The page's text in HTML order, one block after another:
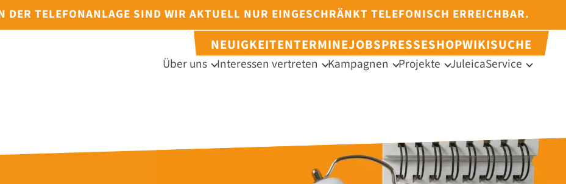
DER TELEFONANLAGE SIND WIR AKTUELL NUR EINGESCHRÄNKT TELEFONISCH ERREICHBAR.
NEUIGKEITENTERMINEJOBSPRESSESHOPWIKISUCHE
Über uns Interessen vertreten Kampagnen Projekte JuleicaService